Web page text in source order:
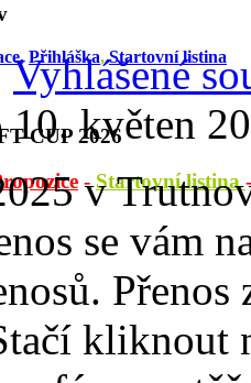
Přihláška,Startovní listina
CUP 2026
-Startovní listina
Vyhlášené
květen
v
se vám
kliknout